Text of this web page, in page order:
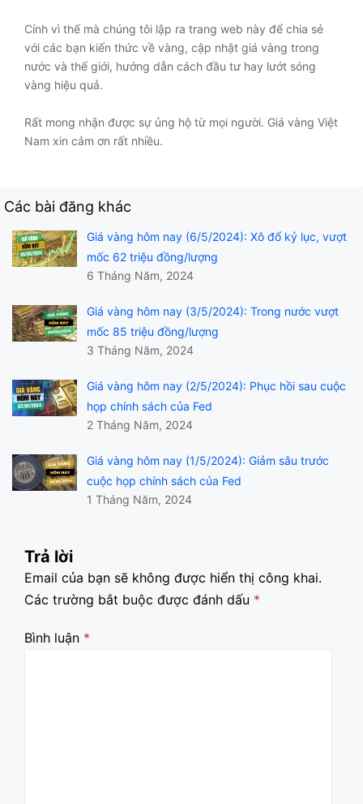
Cính vì thế mà chúng tôi lập ra trang web này để chia sẻ
với các bạn kiến thức về vàng, cập nhật giá vàng trong
nước và thế giới, hướng dẫn cách đầu tư hay lướt sóng
vàng hiệu quả.
Rất mong nhận được sự ủng hộ từ mọi người. Giá vàng Việt
Nam xin cảm ơn rất nhiều.
Các bài đăng khác
Giá vàng hôm nay (6/5/2024): Xô đổ kỷ lục, vượt
mốc 62 triệu đồng/lượng
6 Tháng Năm, 2024
Giá vàng hôm nay (3/5/2024): Trong nước vượt
mốc 85 triệu đồng/lượng
3 Tháng Năm, 2024
Giá vàng hôm nay (2/5/2024): Phục hồi sau cuộc
họp chính sách của Fed
2 Tháng Năm, 2024
Giá vàng hôm nay (1/5/2024): Giảm sâu trước
cuộc họp chính sách của Fed
1 Tháng Năm, 2024
Trả lời
Email của bạn sẽ không được hiển thị công khai.
Các trường bắt buộc được đánh dấu *
Bình luận *